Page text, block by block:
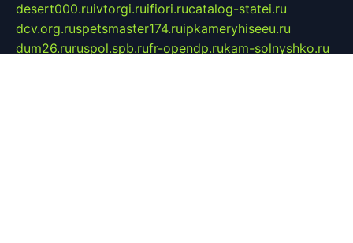
desert000.ruivtorgi.ruifiori.rucatalog-statei.ru
dcv.org.ruspetsmaster174.ruipkameryhiseeu.ru
dum26.ruruspol.spb.rufr-opendp.rukam-solnyshko.ru